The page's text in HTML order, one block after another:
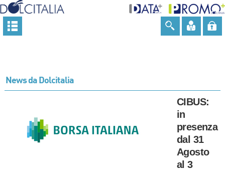
News da Dolcitalia
CIBUS:
in
presenza
dal 31
Agosto
al 3